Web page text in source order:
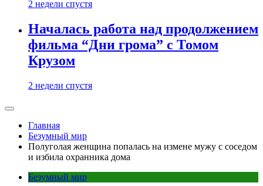
2 недели спустя
Началась работа над продолжением
фильма “Дни грома” с Томом
Крузом
2 недели спустя
Главная
Безумный мир
Полуголая женщина попалась на измене мужу с соседом
и избила охранника дома
Безумный мир